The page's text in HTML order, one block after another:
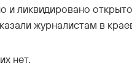
и ликвидировано
журналистам в
нет.